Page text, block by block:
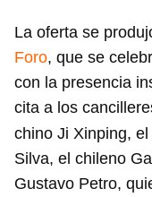
La oferta se
Foro, que se
con la presencia
cita a los
chino Ji Xinping,
Silva, el chileno
Gustavo Petro,